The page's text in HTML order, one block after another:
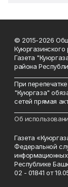
© 2015-2026
Газета
района
При
"Куюргаза"
сетей прямая
Об
Газета
Федеральной
Республике
02 - 01841 от